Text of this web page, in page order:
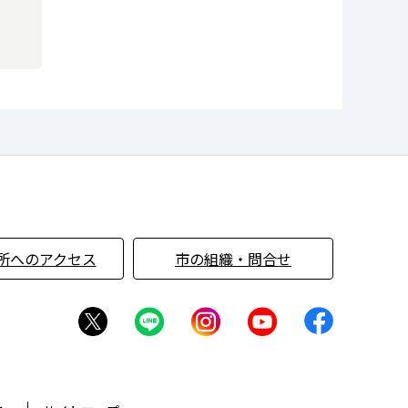
へのアクセス 市の組織・問合せ